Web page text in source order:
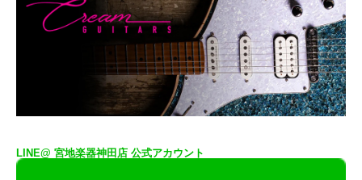
LINE@ 宮地楽器神田店 公式アカウント